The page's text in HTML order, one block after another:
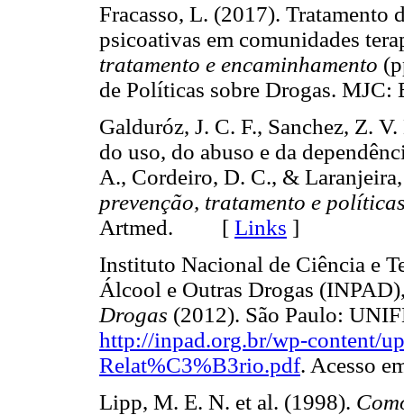
Fracasso, L. (2017). Tratamento
psicoativas em comunidades
tratamento e encaminhamento
de Políticas sobre Drogas.
Galduróz, J. C. F., Sanchez, Z.
do uso, do abuso e da
A., Cordeiro, D. C., &
prevenção, tratamento e
Artmed. [ Links ]
Instituto Nacional de Ciência e
Álcool e Outras Drogas
Drogas (2012). São Paulo:
http://inpad.org.br/wp-content/
Relat%C3%B3rio.pdf. Acesso
Lipp, M. E. N. et al. (1998).